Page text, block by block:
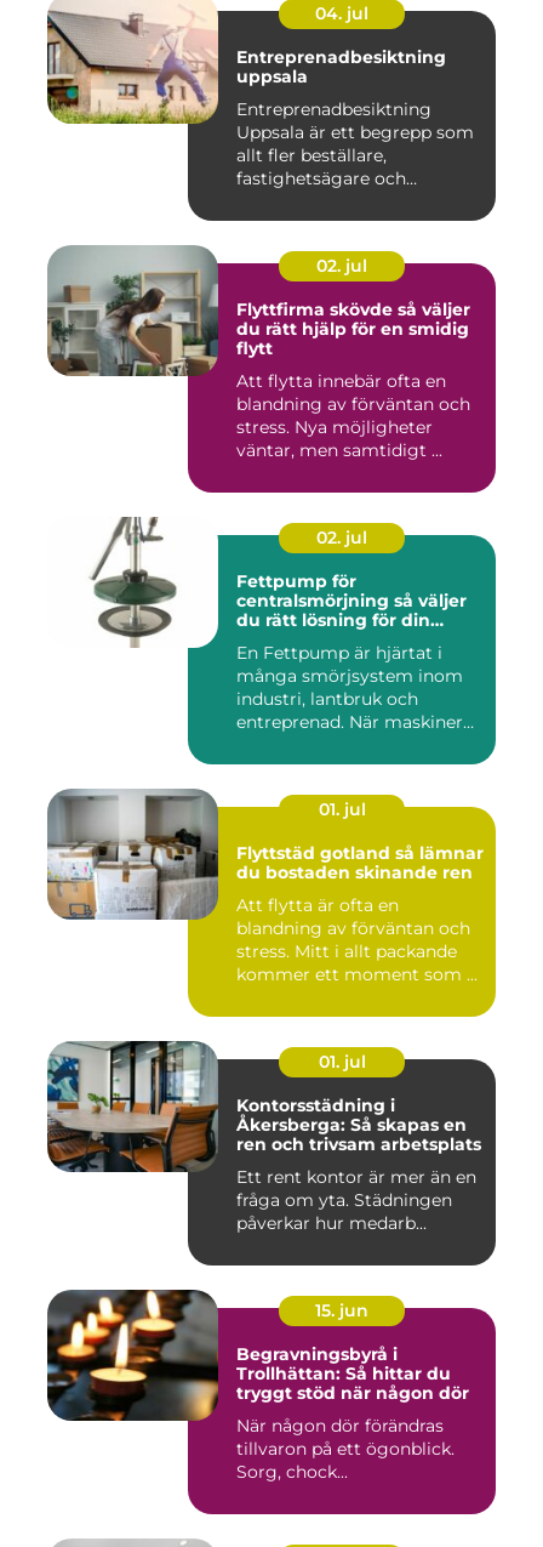
04. jul
Entreprenadbesiktning
uppsala
Entreprenadbesiktning
Uppsala är ett begrepp som
allt fler beställare,
fastighetsägare och
02. jul
Flyttfirma skövde så väljer
du rätt hjälp för en smidig
flytt
Att flytta innebär ofta en
blandning av förväntan och
stress. Nya möjligheter
väntar, men samtidigt ...
02. jul
Fettpump för
centralsmörjning så väljer
du rätt lösning för din
En Fettpump är hjärtat i
många smörjsystem inom
industri, lantbruk och
entreprenad. När maskiner
01. jul
Flyttstäd gotland så lämnar
du bostaden skinande ren
Att flytta är ofta en
blandning av förväntan och
stress. Mitt i allt packande
kommer ett moment som ...
01. jul
Kontorsstädning i
Åkersberga: Så skapas en
ren och trivsam arbetsplats
Ett rent kontor är mer än en
fråga om yta. Städningen
påverkar hur medarb...
15. jun
Begravningsbyrå i
Trollhättan: Så hittar du
tryggt stöd när någon dör
När någon dör förändras
tillvaron på ett ögonblick.
Sorg, chock...